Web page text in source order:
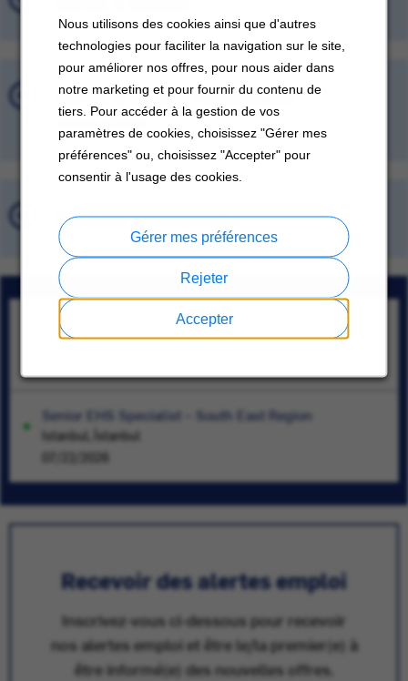
Nous utilisons des cookies ainsi que d'autres
technologies pour faciliter la navigation sur le site,
pour améliorer nos offres, pour nous aider dans
notre marketing et pour fournir du contenu de
tiers. Pour accéder à la gestion de vos
paramètres de cookies, choisissez "Gérer mes
préférences" ou, choisissez "Accepter" pour
consentir à l'usage des cookies.
Accepter
Rejeter
Gérer mes préférences
Offres d'emploi récemment
consultées
Emplois sauvegardés
Financial Planning & Analysis Specialist
Istanbul, İstanbul
Senior EHS Specialist – South East Region
Istanbul, İstanbul
Recevoir des alertes emploi
Inscrivez-vous ci-dessous pour recevoir
nos alertes emploi et être le/la premier(e) à
être informé(e) des nouvelles offres.